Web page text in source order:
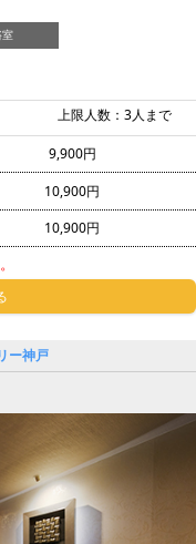
上限人数：3人まで
9,900円
10,900円
10,900円
ー神戸